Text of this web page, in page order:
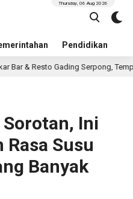
Pendidikan
Thursday, 06 Aug 2026
Serpong, Tempat Kongkow
Sorotan, Ini
Susu
Banyak